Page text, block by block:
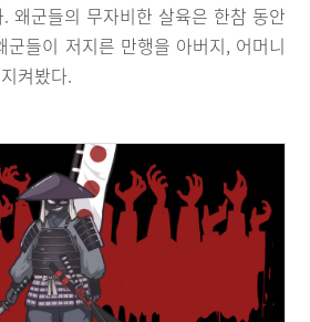
왜군들의 무자비한 살육은 한참 동안
군들이 저지른 만행을 아버지, 어머니
켜봤다.